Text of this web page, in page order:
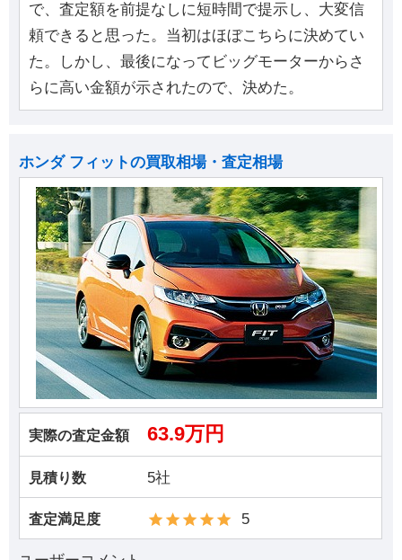
で、査定額を前提なしに短時間で提示し、大変信
頼できると思った。当初はほぼこちらに決めてい
た。しかし、最後になってビッグモーターからさ
らに高い金額が示されたので、決めた。
ホンダ フィットの買取相場・査定相場
実際の査定金額 63.9万円
見積り数 5社
査定満足度 5